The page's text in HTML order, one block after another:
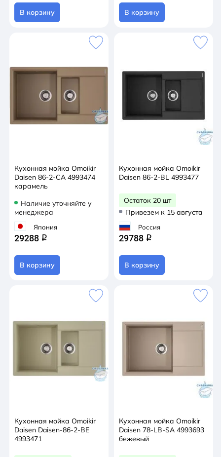
В корзину В корзину
Кухонная мойка Omoikir
Daisen 86-2-CA 4993474
карамель
Наличие уточняйте у
менеджера
Япония
29288 q
В корзину
Кухонная мойка Omoikir
Daisen 86-2-BL 4993477
Остаток 20 шт
Привезем к 15 августа
Россия
29788 q
В корзину
Кухонная мойка Omoikir
Daisen Daisen-86-2-BE
4993471
Кухонная мойка Omoikir
Daisen 78-LB-SA 4993693
бежевый